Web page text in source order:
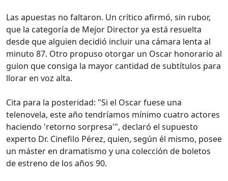
Las apuestas no faltaron. Un crítico afirmó, sin rubor,
que la categoría de Mejor Director ya está resuelta
desde que alguien decidió incluir una cámara lenta al
minuto 87. Otro propuso otorgar un Oscar honorario al
guion que consiga la mayor cantidad de subtítulos para
llorar en voz alta.
Cita para la posteridad: "Si el Oscar fuese una
telenovela, este año tendríamos mínimo cuatro actores
haciendo 'retorno sorpresa'", declaró el supuesto
experto Dr. Cinefilo Pérez, quien, según él mismo, posee
un máster en dramatismo y una colección de boletos
de estreno de los años 90.